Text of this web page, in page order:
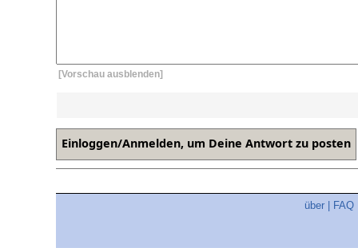
[Vorschau ausblenden]
über FAQ